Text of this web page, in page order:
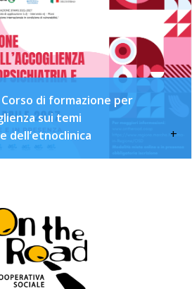
Corso di formazione per
sui temi
dell’etnoclinica
+